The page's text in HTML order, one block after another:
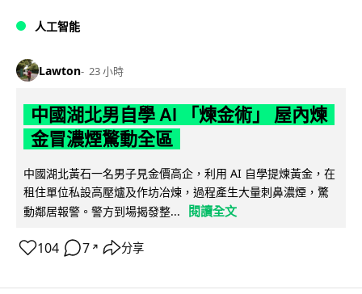
人工智能
Lawton 23 小時
中國湖北男自學 AI 「煉金術」 屋內煉
金冒濃煙驚動全區
中國湖北黃石一名男子見金價高企，利用 AI 自學提煉黃金，在
租住單位私設高壓爐及作坊冶煉，過程產生大量刺鼻濃煙，驚
動鄰居報警。警方到場揭發整...
閱讀全文
104 7 ↗ 分享